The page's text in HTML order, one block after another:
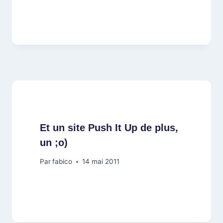
Et un site Push It Up de plus,
un ;o)
Parfabico 14 mai 2011